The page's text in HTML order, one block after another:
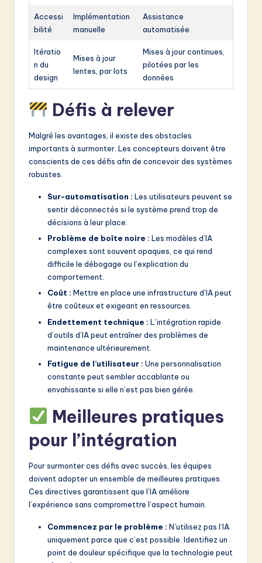
Accessi
bilité
Implémentation
manuelle
Assistance
automatisée
Itératio
n du
design
Mises à jour
lentes, par lots
Mises à jour continues,
pilotées par les
données
Défis à relever
Malgré les avantages, il existe des obstacles
importants à surmonter. Les concepteurs doivent être
conscients de ces défis afin de concevoir des systèmes
robustes.
Sur-automatisation : Les utilisateurs peuvent se
sentir déconnectés si le système prend trop de
décisions à leur place.
Problème de boîte noire : Les modèles d’IA
complexes sont souvent opaques, ce qui rend
difficile le débogage ou l’explication du
comportement.
Coût : Mettre en place une infrastructure d’IA peut
être coûteux et exigeant en ressources.
Endettement technique : L’intégration rapide
d’outils d’IA peut entraîner des problèmes de
maintenance ultérieurement.
Fatigue de l’utilisateur : Une personnalisation
constante peut sembler accablante ou
envahissante si elle n’est pas bien gérée.
Meilleures pratiques
pour l’intégration
Pour surmonter ces défis avec succès, les équipes
doivent adopter un ensemble de meilleures pratiques.
Ces directives garantissent que l’IA améliore
l’expérience sans compromettre l’aspect humain.
Commencez par le problème : N’utilisez pas l’IA
uniquement parce que c’est possible. Identifiez un
point de douleur spécifique que la technologie peut